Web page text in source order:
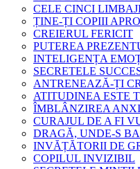
CELE CINCI
ȚINE-ȚI COPIII
CREIERUL FERICIT
PUTEREA
INTELIGENȚA
SECRETELE
ANTRENEAZĂ-ȚI
ATITUDINEA ESTE
ÎMBLÂNZIREA
CURAJUL DE A FI
DRAGĂ, UNDE-S
INVĂȚĂTORII DE
COPILUL INVIZIBIL